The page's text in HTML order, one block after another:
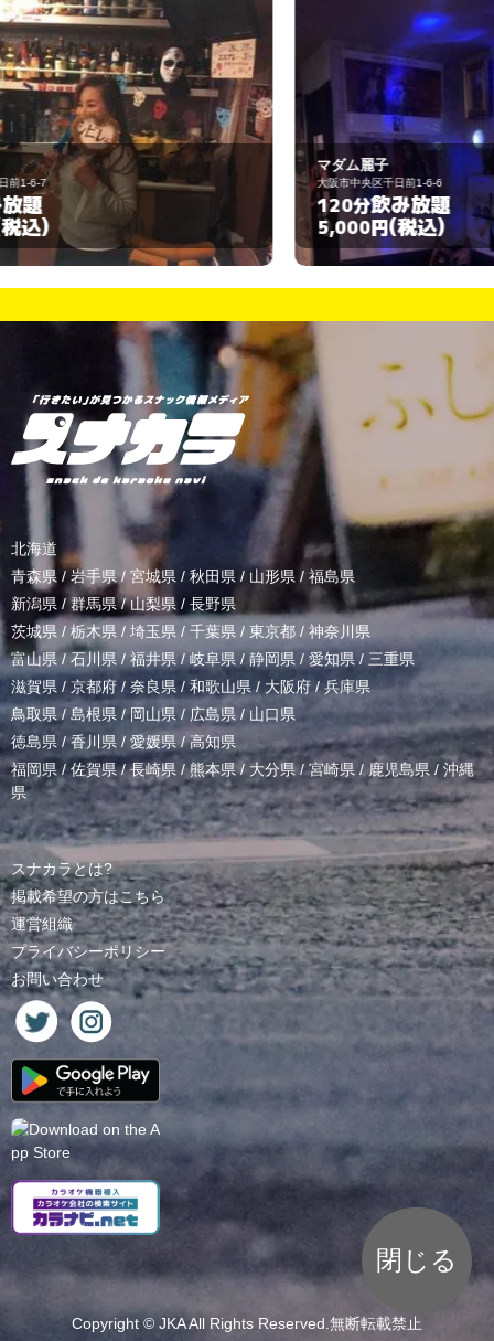
マダム麗子
大阪市中央区千日前1-6-6
120分
5,000円
大
北海道
青森県 / 岩手県/ 宮城県 / 秋田県 / 山形県/ 福島県
新潟県 /群馬県/山梨県 / 長野県
茨城県 / 栃木県 / 埼玉県 / 千葉県 / 東京都 / 神奈川県
富山県 /石川県/福井県/岐阜県 / 静岡県 / 愛知県 / 三重県
滋賀県 / 京都府 / 奈良県 / 和歌山県/ 大阪府 /兵庫県
鳥取県/ 島根県 /岡山県/ 広島県 / 山口県
徳島県 /香川県 / 愛媛県/高知県
福岡県/佐賀県/長崎県 /熊本県/ 大分県/宮崎県 /鹿児島県 / 沖縄
県
スナカラとは?
掲載希望の方はこちら
運営組織
プライバシーポリシー
お問い合わせ
Copyright © JKAAll Rights Reserved.無断転載禁止
閉じる